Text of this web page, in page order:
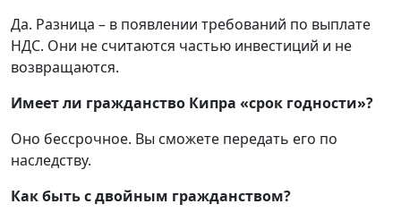
Да. Разница – в появлении требований по выплате
НДС. Они не считаются частью инвестиций и не
возвращаются.
Имеет ли гражданство Кипра «срок годности»?
Оно бессрочное. Вы сможете передать его по
наследству.
Как быть с двойным гражданством?